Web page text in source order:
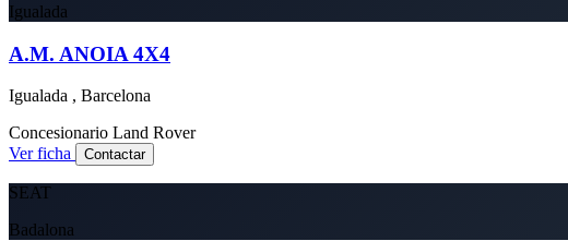
Igualada
A.M. ANOIA 4X4
Igualada , Barcelona
Concesionario Land Rover
Ver ficha
Contactar
SEAT
Badalona